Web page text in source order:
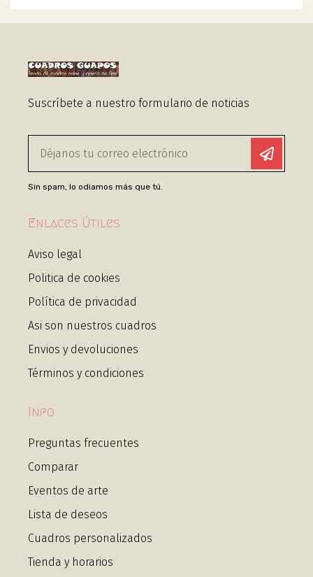
Suscríbete a nuestro formulario de noticias
Sin spam, lo odiamos más que tú.
Enlaces Útiles
Aviso legal
Politica de cookies
Política de privacidad
Asi son nuestros cuadros
Envios y devoluciones
Términos y condiciones
Info
Preguntas frecuentes
Comparar
Eventos de arte
Lista de deseos
Cuadros personalizados
Tienda y horarios